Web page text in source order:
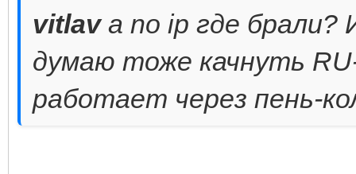
vitlavа no ip где
думаю тоже качнуть
работает через пень-